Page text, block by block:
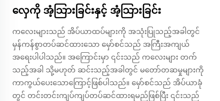
လှေကို အံ့သြားခြင်းနှင့် အံ့သြားခြင်း
ကလေးများသည် အိပ်ယာထပ်များကို အသုံးပြုသည့်အခါတွင်
မှန်ကန်စွာတပ်ဆင်ထားသော မှော်စင်သည် အကြီးအကျယ်
အရေးပါပါသည်။ အကြောင်းမှာ ၎င်းသည် ကလေးများ တက်
သည့်အခါ သို့မဟုတ် ဆင်းသည့်အခါတွင် မတော်တဆမှုများကို
ကာကွယ်ပေးသောကြောင့်ဖြစ်ပါသည်။ မှော်စင်သည် အိပ်ယာခုံ
တွင် တင်းတင်းကျပ်ကျပ်တပ်ဆင်ထားရမည်ဖြစ်ပြီး ၎င်းသည်